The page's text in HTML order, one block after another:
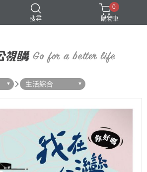
搜尋
0
購物車
生活綜合